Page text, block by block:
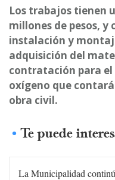
Los trabajos tienen
millones de pesos, y
instalación y
adquisición del
contratación para el
oxígeno que
obra civil.
Te puede
La Municipalidad